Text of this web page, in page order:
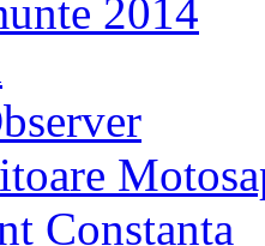
2014
Constanta